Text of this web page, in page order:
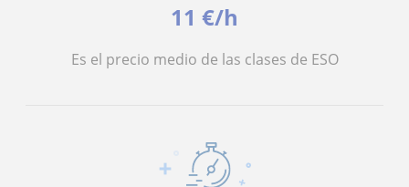
11 €/h
Es el precio medio de las clases de ESO